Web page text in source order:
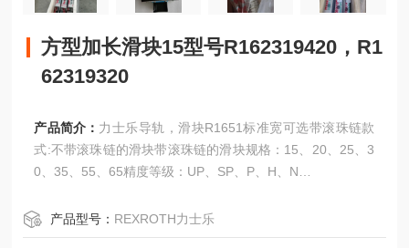
方型加长滑块15型号R162319420，R1
62319320
产品简介： 力士乐导轨，滑块R1651标准宽可选带滚珠链款
式:不带滚珠链的滑块带滚珠链的滑块规格：15、20、25、3
0、35、55、65精度等级：UP、SP、P、H、N
产品型号： REXROTH力士乐